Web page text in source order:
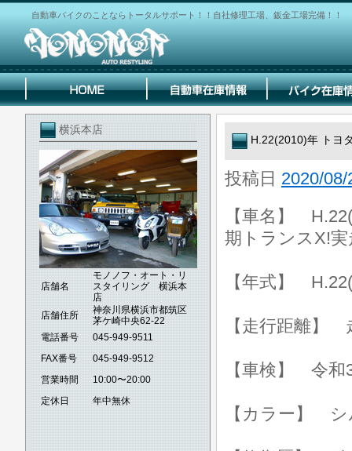
自動車バイクのことならトータルサポート！！自社修理工場、鈑金工場完備！！
横浜本店
店舗名
モノノフ・オート・リ
スタイリング 横浜本
店
店舗住所
神奈川県横浜市都筑区
茅ケ崎中央62-22
電話番号
045-949-9511
FAX番号
045-949-9512
営業時間
10:00〜20:00
定休日
年中無休
H.22(2010)年 トヨ
投稿日 2020/08/
【車名】
期トランスX!
【年式】
【走行距離】
【車検】 令和
【カラー】